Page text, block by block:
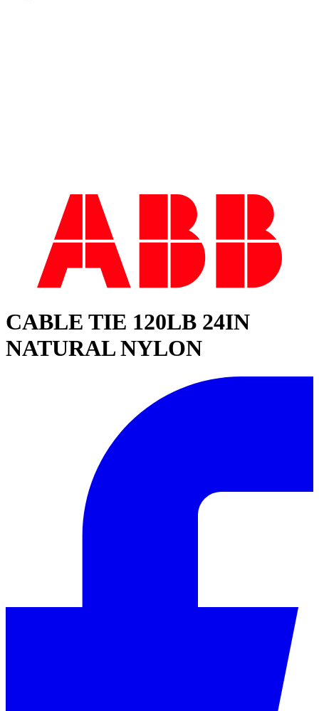
CABLE TIE 120LB 24IN
NATURAL NYLON